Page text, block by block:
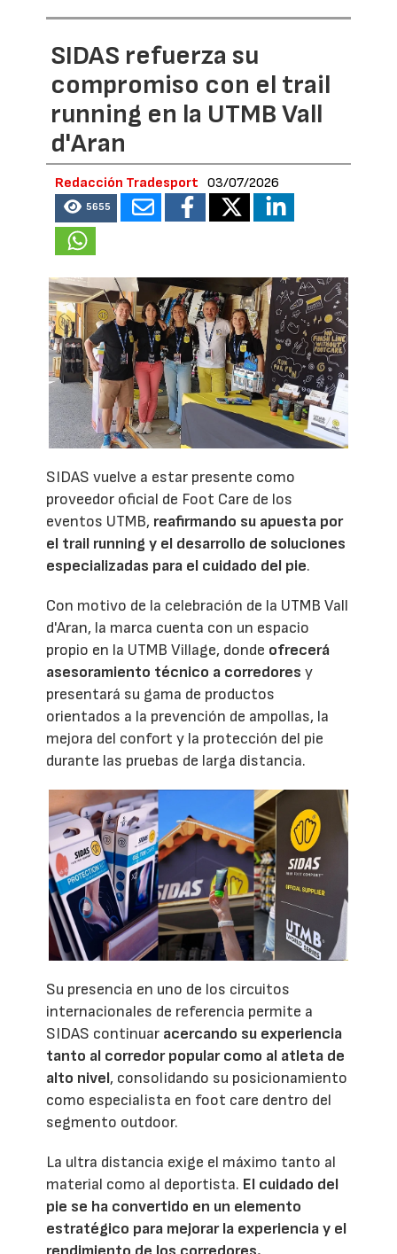
SIDAS refuerza su
compromiso con el trail
running en la UTMB Vall
d'Aran
Redacción Tradesport 03/07/2026
5655
SIDAS vuelve a estar presente como
proveedor oficial de Foot Care de los
eventos UTMB, reafirmando su apuesta por
el trail running y el desarrollo de soluciones
especializadas para el cuidado del pie.
Con motivo de la celebración de la UTMB Vall
d'Aran, la marca cuenta con un espacio
propio en la UTMB Village, donde ofrecerá
asesoramiento técnico a corredores y
presentará su gama de productos
orientados a la prevención de ampollas, la
mejora del confort y la protección del pie
durante las pruebas de larga distancia.
Su presencia en uno de los circuitos
internacionales de referencia permite a
SIDAS continuar acercando su experiencia
tanto al corredor popular como al atleta de
alto nivel, consolidando su posicionamiento
como especialista en foot care dentro del
segmento outdoor.
La ultra distancia exige el máximo tanto al
material como al deportista. El cuidado del
pie se ha convertido en un elemento
estratégico para mejorar la experiencia y el